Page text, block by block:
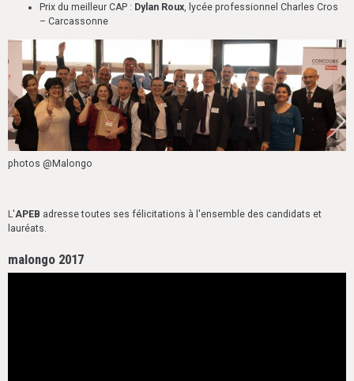
Prix du meilleur CAP : Dylan Roux , lycée professionnel Charles Cros
– Carcassonne
photos @Malongo
L'APEB adresse toutes ses félicitations à l'ensemble des candidats et
lauréats.
malongo 2017